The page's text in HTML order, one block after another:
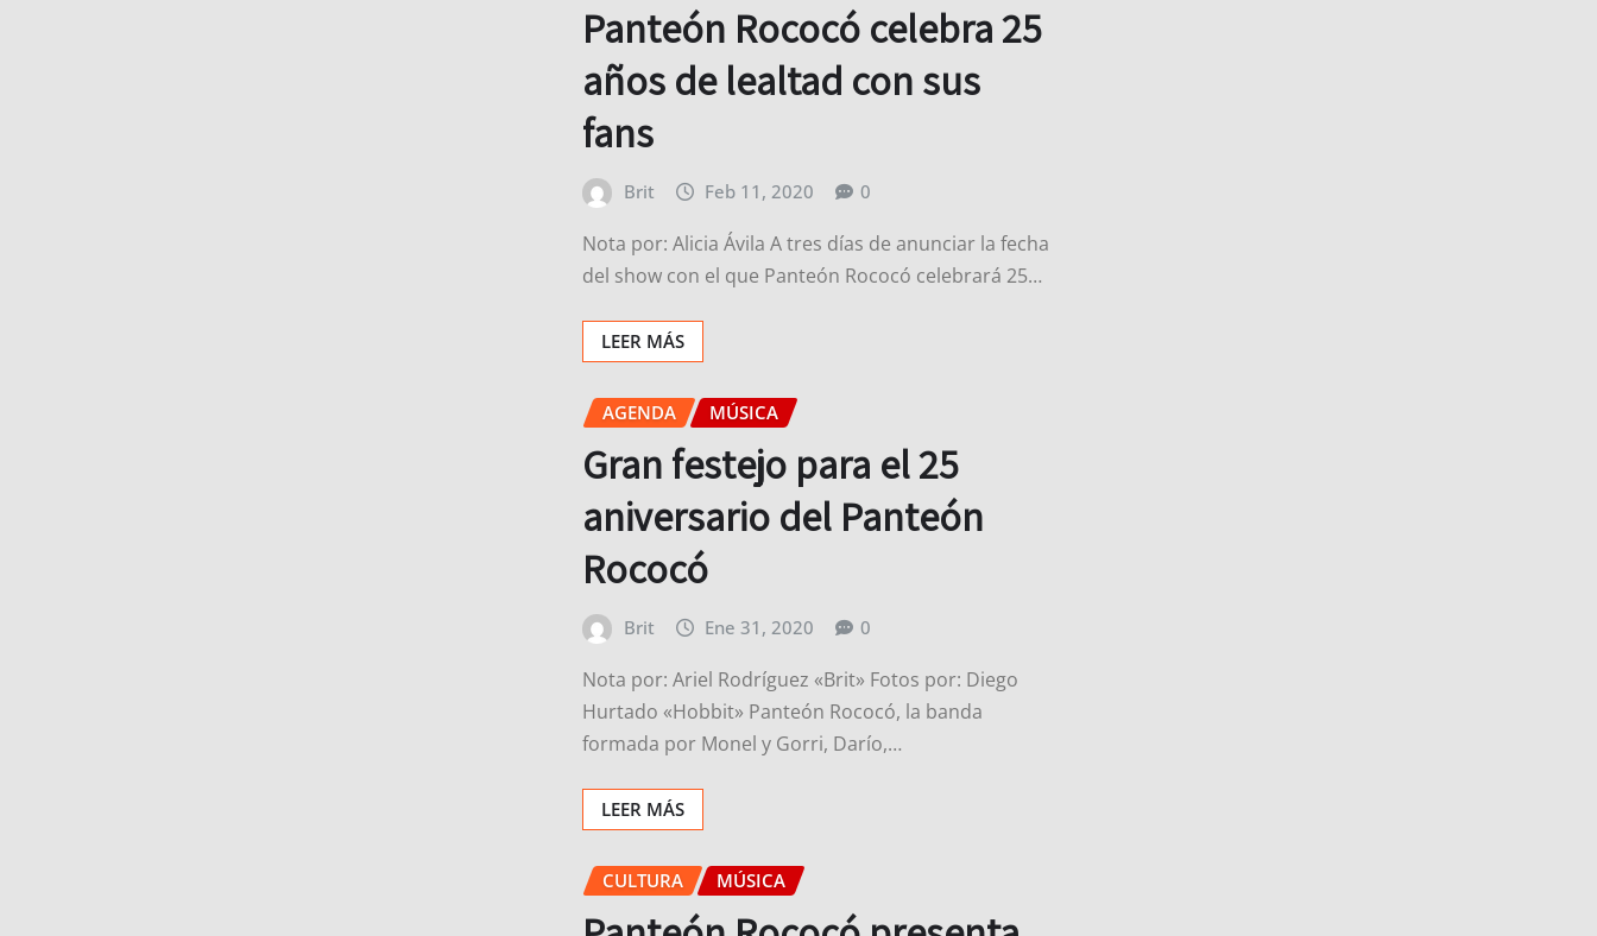
Panteón Rococó celebra 25
años de lealtad con sus
fans
Brit Feb 11, 2020 0
Nota por: Alicia Ávila A tres días de anunciar la fecha
del show con el que Panteón Rococó celebrará 25…
LEER MÁS
AGENDA MÚSICA
Gran festejo para el 25
aniversario del Panteón
Rococó
Brit Ene 31, 2020 0
Nota por: Ariel Rodríguez «Brit» Fotos por: Diego
Hurtado «Hobbit» Panteón Rococó, la banda
formada por Monel y Gorri, Darío,…
LEER MÁS
CULTURA MÚSICA